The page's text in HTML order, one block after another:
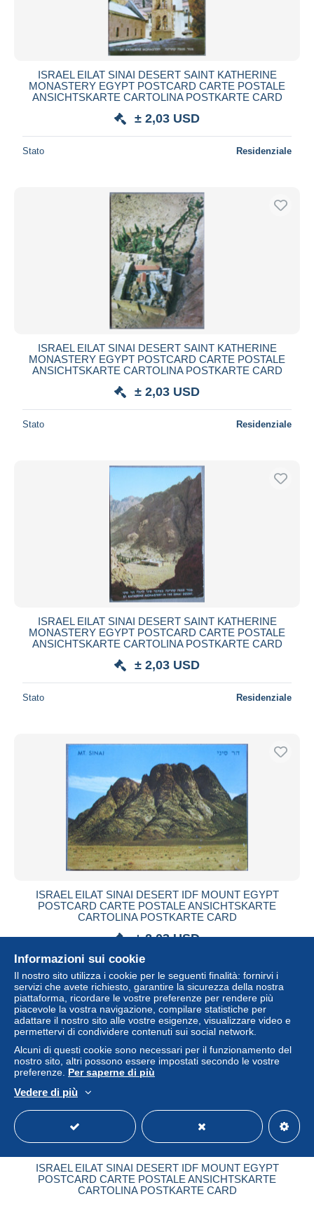
ISRAEL EILAT SINAI DESERT SAINT KATHERINE
MONASTERY EGYPT POSTCARD CARTE POSTALE
ANSICHTSKARTE CARTOLINA POSTKARTE CARD
± 2,03 USD
Stato Residenziale
ISRAEL EILAT SINAI DESERT SAINT KATHERINE
MONASTERY EGYPT POSTCARD CARTE POSTALE
ANSICHTSKARTE CARTOLINA POSTKARTE CARD
± 2,03 USD
Stato Residenziale
ISRAEL EILAT SINAI DESERT SAINT KATHERINE
MONASTERY EGYPT POSTCARD CARTE POSTALE
ANSICHTSKARTE CARTOLINA POSTKARTE CARD
± 2,03 USD
Stato Residenziale
ISRAEL EILAT SINAI DESERT IDF MOUNT EGYPT
POSTCARD CARTE POSTALE ANSICHTSKARTE
CARTOLINA POSTKARTE CARD
± 2,03 USD
Stato Residenziale
ISRAEL EILAT SINAI DESERT IDF MOUNT EGYPT
POSTCARD CARTE POSTALE ANSICHTSKARTE
CARTOLINA POSTKARTE CARD
Informazioni sui cookie
Il nostro sito utilizza i cookie per le seguenti finalità: fornirvi i
servizi che avete richiesto, garantire la sicurezza della nostra
piattaforma, ricordare le vostre preferenze per rendere più
piacevole la vostra navigazione, compilare statistiche per
adattare il nostro sito alle vostre esigenze, visualizzare video e
permettervi di condividere contenuti sui social network.
Alcuni di questi cookie sono necessari per il funzionamento del
nostro sito, altri possono essere impostati secondo le vostre
preferenze. Per saperne di più
Vedere di più